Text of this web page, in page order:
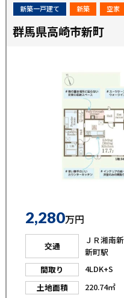
新築一戸建て 新築 空家
群馬県高崎市新町
2,280万円
交通
ＪＲ湘南
新町駅
間取り
4LDK+S
土地面積
220.74㎡